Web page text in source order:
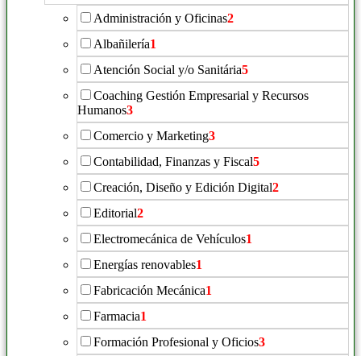
Administración y Oficinas2
Albañilería1
Atención Social y/o Sanitária5
Coaching Gestión Empresarial y Recursos
Humanos3
Comercio y Marketing3
Contabilidad, Finanzas y Fiscal5
Creación, Diseño y Edición Digital2
Editorial2
Electromecánica de Vehículos1
Energías renovables1
Fabricación Mecánica1
Farmacia1
Formación Profesional y Oficios3